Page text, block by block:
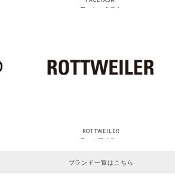
ファセッタズム
ROTTWEILER
ロットワイラー
ブランド一覧はこちら